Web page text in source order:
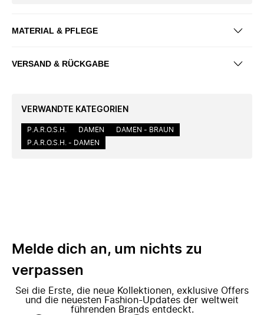
MATERIAL & PFLEGE
VERSAND & RÜCKGABE
VERWANDTE KATEGORIEN
P.A.R.O.S.H. DAMEN
DAMEN - BRAUN
P.A.R.O.S.H. - DAMEN
Melde dich an, um nichts zu
verpassen
Sei die Erste, die neue Kollektionen, exklusive Offers
und die neuesten Fashion-Updates der weltweit
führenden Brands entdeckt.